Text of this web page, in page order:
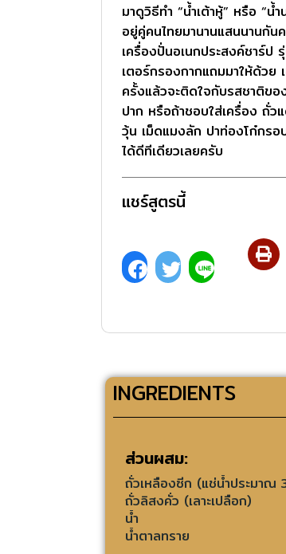
มาดูวิธีทำ “น้ำเต้าหู้” หรือ “น้
อยู่คู่คนไทยมานานแสนนานกั
เครื่องปั่นอเนกประสงค์ชาร์ป
เตอร์กรองกากแถมมาให้ด้วย
ครั้งแล้วจะติดใจกับรสชาติขอ
ปาก หรือถ้าชอบใส่เครื่อง ถั่ว
วุ้น เม็ดแมงลัก ปาท่องโก๋กรอ
ได้ดีทีเดียวเลยครับ
แชร์สูตรนี้
INGREDIENTS
ส่วนผสม:
ถั่วเหลืองซีก (แช่น้ำประมาณ
ถั่วลิสงคั่ว (เลาะเปลือก)
น้ำ
น้ำตาลทราย